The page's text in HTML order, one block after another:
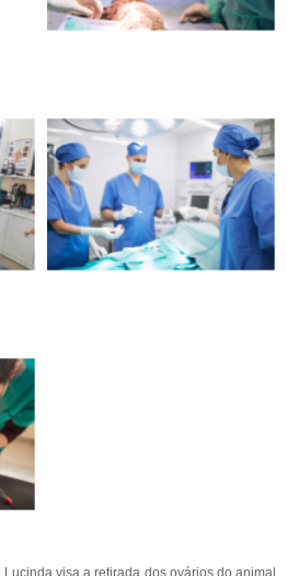
visa a retirada dos ovários do animal